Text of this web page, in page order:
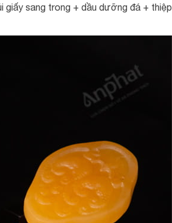
giấy sang trong + dầu dưỡng đá + thiệp